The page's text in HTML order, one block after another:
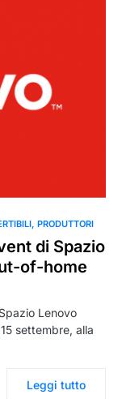
PRODUTTORI
di Spazio
of-home
Lenovo
settembre, alla
Leggi tutto